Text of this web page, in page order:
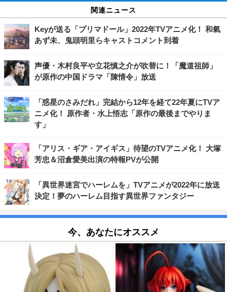
関連ニュース
Keyが送る「プリマドール」2022年TVアニメ化！ 和氣
あず未、鬼頭明里らキャストコメント到着
声優・木村良平や立花慎之介が吹替に！「魔道祖師」
が原作の中国ドラマ「陳情令」放送
「惑星のさみだれ」完結から12年を経て22年夏にTVア
ニメ化！ 原作者・水上悟志「原作の最後までやりま
す」
「アリス・ギア・アイギス」待望のTVアニメ化！ 大塚
芳忠＆沼倉愛美出演の特報PVが公開
「異世界迷宮でハーレムを」TVアニメが2022年に放送
決定！夢のハーレム目指す異世界ファンタジー
今、あなたにオススメ